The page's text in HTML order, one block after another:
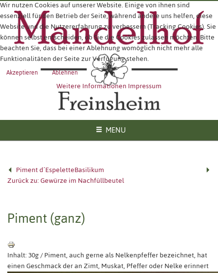
MENU
Piment d´EspeletteBasilikum
Zurück zu: Gewürze im Nachfüllbeutel
Piment (ganz)
Inhalt: 30g / Piment, auch gerne als Nelkenpfeffer bezeichnet, hat
einen Geschmack der an Zimt, Muskat, Pfeffer oder Nelke erinnert
Wir nutzen Cookies auf unserer Website. Einige von ihnen sind
essenziell für den Betrieb der Seite, während andere uns helfen, diese
Website und die Nutzererfahrung zu verbessern (Tracking Cookies). Sie
können selbst entscheiden, ob Sie die Cookies zulassen möchten. Bitte
beachten Sie, dass bei einer Ablehnung womöglich nicht mehr alle
Funktionalitäten der Seite zur Verfügung stehen.
Akzeptieren Ablehnen
Weitere InformationenImpressum